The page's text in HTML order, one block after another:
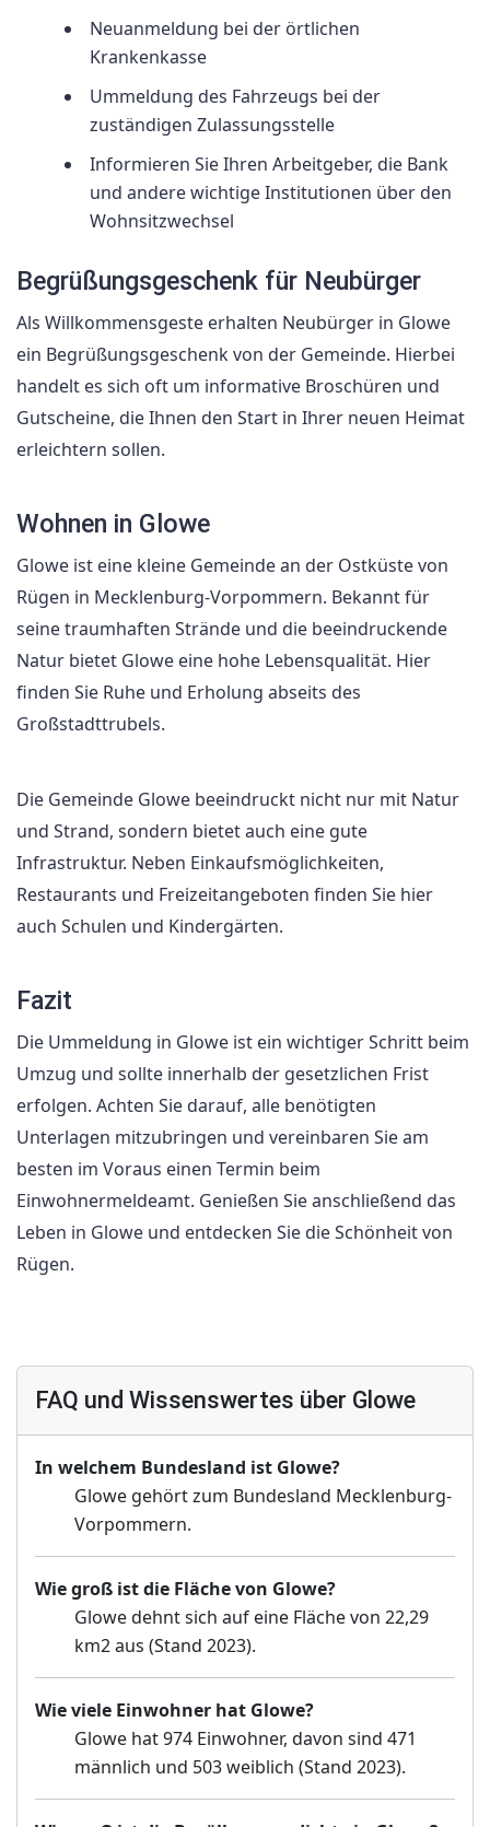
Neuanmeldung bei der örtlichen
Krankenkasse
Ummeldung des Fahrzeugs bei der
zuständigen Zulassungsstelle
Informieren Sie Ihren Arbeitgeber, die Bank
und andere wichtige Institutionen über den
Wohnsitzwechsel
Begrüßungsgeschenk für Neubürger
Als Willkommensgeste erhalten Neubürger in Glowe
ein Begrüßungsgeschenk von der Gemeinde. Hierbei
handelt es sich oft um informative Broschüren und
Gutscheine, die Ihnen den Start in Ihrer neuen Heimat
erleichtern sollen.
Wohnen in Glowe
Glowe ist eine kleine Gemeinde an der Ostküste von
Rügen in Mecklenburg-Vorpommern. Bekannt für
seine traumhaften Strände und die beeindruckende
Natur bietet Glowe eine hohe Lebensqualität. Hier
finden Sie Ruhe und Erholung abseits des
Großstadttrubels.
Die Gemeinde Glowe beeindruckt nicht nur mit Natur
und Strand, sondern bietet auch eine gute
Infrastruktur. Neben Einkaufsmöglichkeiten,
Restaurants und Freizeitangeboten finden Sie hier
auch Schulen und Kindergärten.
Fazit
Die Ummeldung in Glowe ist ein wichtiger Schritt beim
Umzug und sollte innerhalb der gesetzlichen Frist
erfolgen. Achten Sie darauf, alle benötigten
Unterlagen mitzubringen und vereinbaren Sie am
besten im Voraus einen Termin beim
Einwohnermeldeamt. Genießen Sie anschließend das
Leben in Glowe und entdecken Sie die Schönheit von
Rügen.
FAQ und Wissenswertes über Glowe
In welchem Bundesland ist Glowe?
Glowe gehört zum Bundesland Mecklenburg-
Vorpommern.
Wie groß ist die Fläche von Glowe?
Glowe dehnt sich auf eine Fläche von 22,29
km2 aus (Stand 2023).
Wie viele Einwohner hat Glowe?
Glowe hat 974 Einwohner, davon sind 471
männlich und 503 weiblich (Stand 2023).